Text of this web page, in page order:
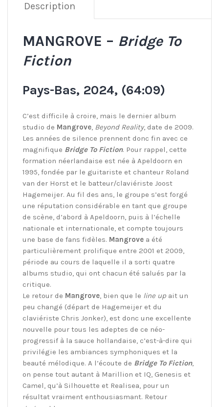
Description
MANGROVE – Bridge To
Fiction
Pays-Bas, 2024, (64:09)
C’est difficile à croire, mais le dernier album
studio de Mangrove, Beyond Reality, date de 2009.
Les années de silence prennent donc fin avec ce
magnifique Bridge To Fiction. Pour rappel, cette
formation néerlandaise est née à Apeldoorn en
1995, fondée par le guitariste et chanteur Roland
van der Horst et le batteur/claviériste Joost
Hagemeijer. Au fil des ans, le groupe s’est forgé
une réputation considérable en tant que groupe
de scène, d’abord à Apeldoorn, puis à l’échelle
nationale et internationale, et compte toujours
une base de fans fidèles. Mangrove a été
particulièrement prolifique entre 2001 et 2009,
période au cours de laquelle il a sorti quatre
albums studio, qui ont chacun été salués par la
critique.
Le retour de Mangrove, bien que le line up ait un
peu changé (départ de Hagemeijer et du
claviériste Chris Jonker), est donc une excellente
nouvelle pour tous les adeptes de ce néo-
progressif à la sauce hollandaise, c’est-à-dire qui
privilégie les ambiances symphoniques et la
beauté mélodique. A l’écoute de Bridge To Fiction,
on pense tout autant à Marillion et IQ, Genesis et
Camel, qu’à Silhouette et Realisea, pour un
résultat vraiment enthousiasmant. Retour